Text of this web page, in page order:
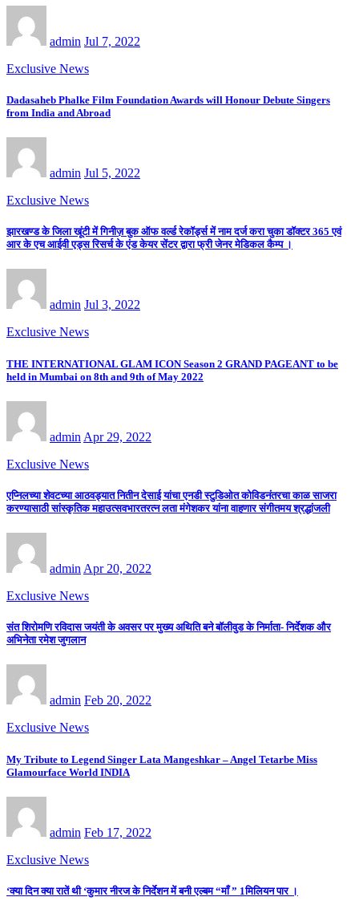
admin Jul 7, 2022
Exclusive News
Dadasaheb Phalke Film Foundation Awards will Honour Debute Singers
from India and Abroad
admin Jul 5, 2022
Exclusive News
झारखण्ड के जिला खूंटी में गिनीज़ बुक ऑफ वर्ल्ड रेकॉर्ड्स में नाम दर्ज करा चुका डॉक्टर 365 एवं
आर के एच आईवी एड्स रिसर्च के एंड केयर सेंटर द्वारा फ्री जेनर मेडिकल कैम्प ।
admin Jul 3, 2022
Exclusive News
THE INTERNATIONAL GLAM ICON Season 2 GRAND PAGEANT to be
held in Mumbai on 8th and 9th of May 2022
admin Apr 29, 2022
Exclusive News
एप्निलच्या शेवटच्या आठवड्यात नितीन देसाई यांचा एनडी स्टुडिओत कोविडनंतरचा काळ साजरा
करण्यासाठी सांस्कृतिक महाउत्सवभारतरत्न लता मंगेशकर यांना वाहणार संगीतमय श्रद्धांजली
admin Apr 20, 2022
Exclusive News
संत शिरोमणि रविदास जयंती के अवसर पर मुख्य अथिति बने बॉलीवुड के निर्माता- निर्देशक और
अभिनेता रमेश जुगलान
admin Feb 20, 2022
Exclusive News
My Tribute to Legend Singer Lata Mangeshkar – Angel Tetarbe Miss
Glamourface World INDIA
admin Feb 17, 2022
Exclusive News
‘क्या दिन क्या रातें थी ‘कुमार नीरज के निर्देशन में बनी एल्बम “माँ ” 1मिलियन पार ।